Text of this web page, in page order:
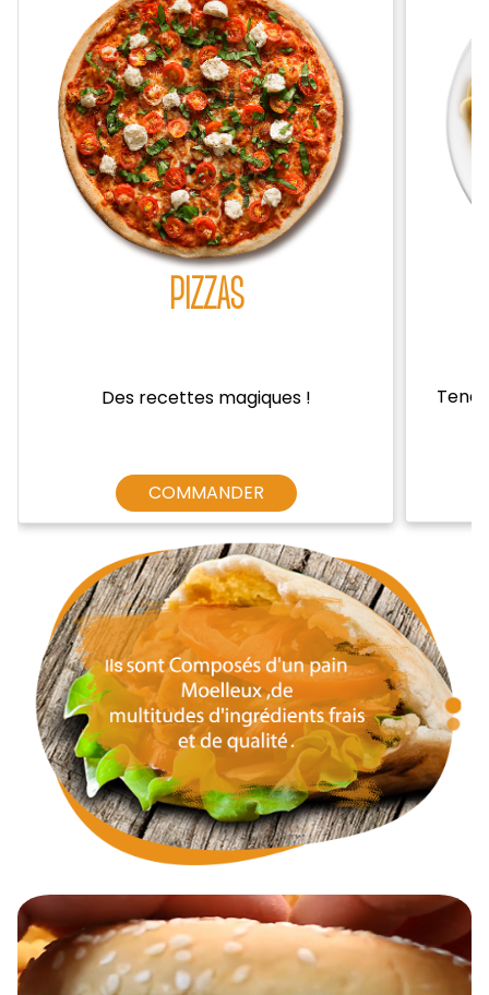
Zones de Livraison
PIZZAS
Des recettes magiques !
COMMANDER